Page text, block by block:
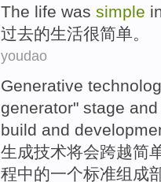
The life was simple
过去的生活很简单。
youdao
Generative
generator" stage
build and
生成技术将会跨越简
程中的一个标准组成